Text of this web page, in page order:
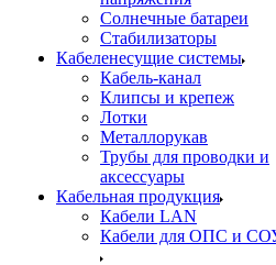
Солнечные батареи
Стабилизаторы
Кабеленесущие системы
Кабель-канал
Клипсы и крепеж
Лотки
Металлорукав
Трубы для проводки и
аксессуары
Кабельная продукция
Кабели LAN
Кабели для ОПС и